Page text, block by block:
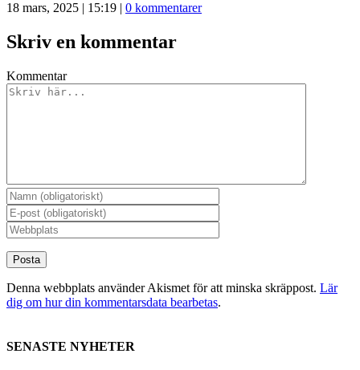
18 mars, 2025 | 15:19 | 0 kommentarer
Skriv en kommentar
Kommentar
Denna webbplats använder Akismet för att minska skräppost. Lär
dig om hur din kommentarsdata bearbetas.
SENASTE NYHETER